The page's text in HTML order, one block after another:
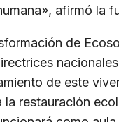
afirmó la
de
de este
restauración